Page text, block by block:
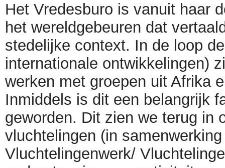
Het Vredesburo is vanuit haar
het wereldgebeuren dat
stedelijke context. In de loop
internationale ontwikkelingen)
werken met groepen uit Afrika
Inmiddels is dit een belangrijk
geworden. Dit zien we terug in
vluchtelingen (in
Vluchtelingenwerk/